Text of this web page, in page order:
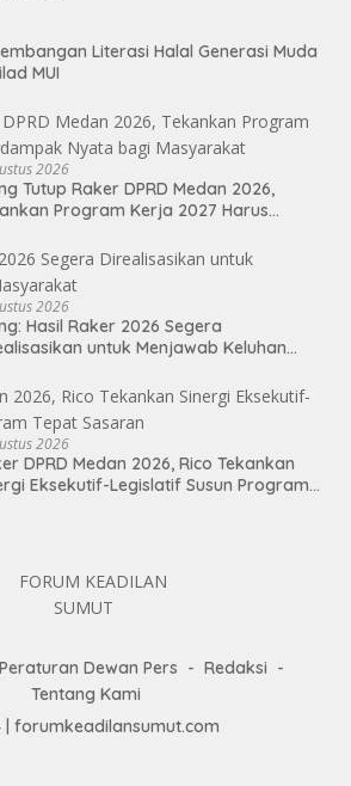
Literasi Halal Generasi Muda
MUI
2026
Tutup Raker DPRD Medan 2026,
Program Kerja 2027 Harus
2026
Hasil Raker 2026 Segera
untuk Menjawab Keluhan
2026
DPRD Medan 2026, Rico Tekankan
Eksekutif-Legislatif Susun Program
Peraturan Dewan Pers
Redaksi
Tentang Kami
forumkeadilansumut.com